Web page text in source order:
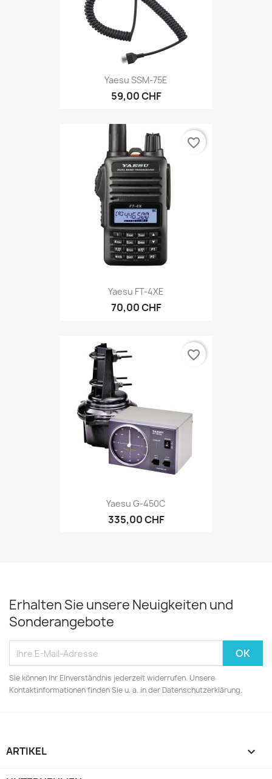
Yaesu SSM-75E
59,00 CHF
Yaesu FT-4XE
70,00 CHF
favorite_border
Yaesu G-450C
335,00 CHF
favorite_border
Erhalten Sie unsere Neuigkeiten und
Sonderangebote
Sie können Ihr Einverständnis jederzeit widerrufen. Unsere
Kontaktinformationen finden Sie u. a. in der Datenschutzerklärung.
ARTIKEL 